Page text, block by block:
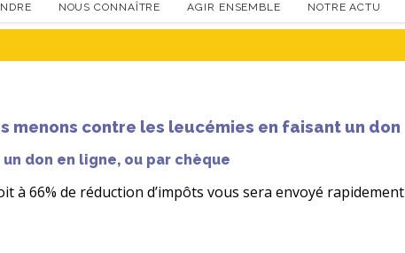
NOUS CONNAÎTRE AGIR ENSEMBLE NOTRE ACTU
menons contre les leucémies en faisant un don
don en ligne, ou par chèque
à 66% de réduction d’impôts vous sera envoyé rapidement